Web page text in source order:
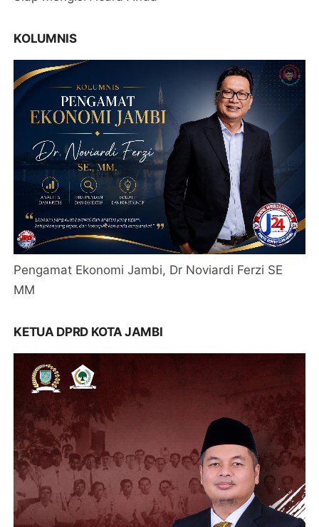
KOLUMNIS
Pengamat Ekonomi Jambi, Dr Noviardi Ferzi SE
MM
KETUA DPRD KOTA JAMBI